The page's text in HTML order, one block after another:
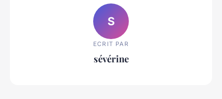
S
ECRIT PAR
sévérine